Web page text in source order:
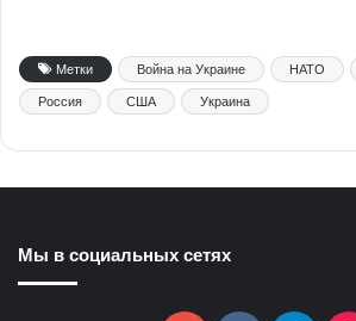
Метки Война на Украине НАТО
Россия США Украина
Мы в социальных сетях